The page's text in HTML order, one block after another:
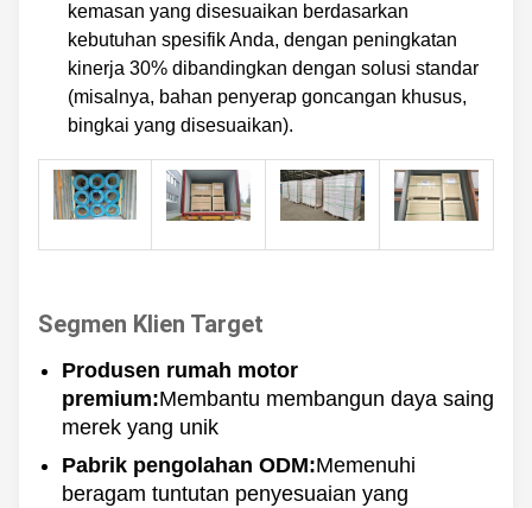
kemasan yang disesuaikan berdasarkan
kebutuhan spesifik Anda, dengan peningkatan
kinerja 30% dibandingkan dengan solusi standar
(misalnya, bahan penyerap goncangan khusus,
bingkai yang disesuaikan).
Segmen Klien Target
Produsen rumah motor
premium:Membantu membangun daya saing
merek yang unik
Pabrik pengolahan ODM:Memenuhi
beragam tuntutan penyesuaian yang